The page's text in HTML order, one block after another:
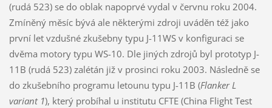
(rudá 523) se do oblak napoprvé vydal v červnu roku 2004.
Zmíněný měsíc bývá ale některými zdroji uváděn též jako
první let vzdušné zkušebny typu J-11WS v konfiguraci se
dvěma motory typu WS-10. Dle jiných zdrojů byl prototyp J-
11B (rudá 523) zalétán již v prosinci roku 2003. Následně se
do zkušebního programu letounu typu J-11B (Flanker L
variant 1), který probíhal u institutu CFTE (China Flight Test